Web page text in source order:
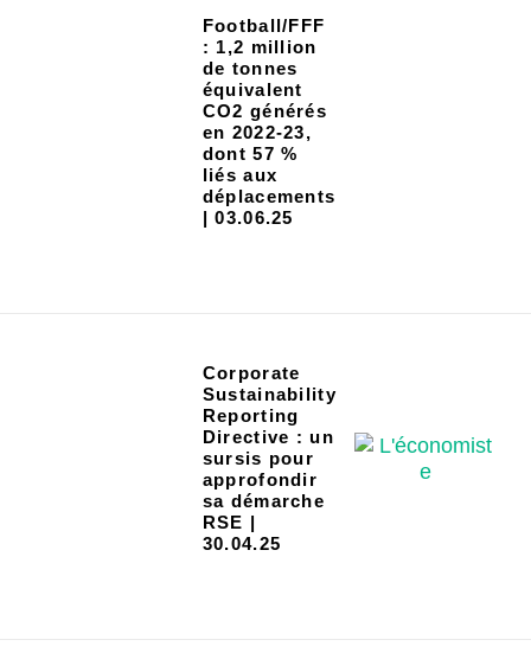
Football/FFF
: 1,2 million
de tonnes
équivalent
CO2 générés
en 2022-23,
dont 57 %
liés aux
déplacements
| 03.06.25
Corporate
Sustainability
Reporting
Directive : un
sursis pour
approfondir
sa démarche
RSE |
30.04.25